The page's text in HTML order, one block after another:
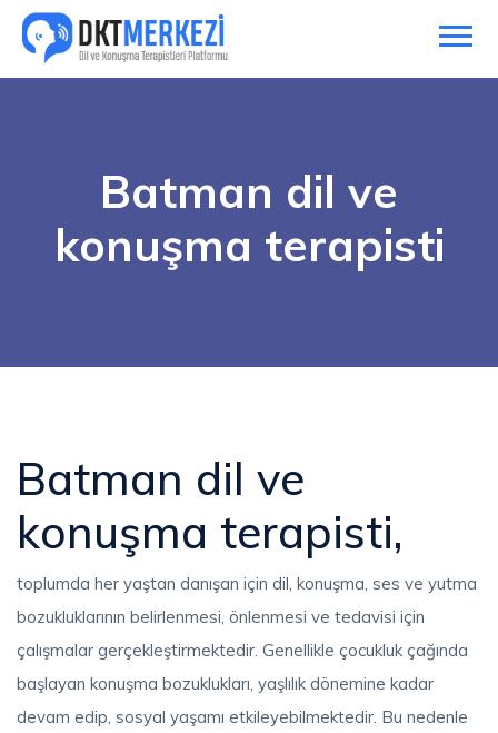
Batman dil ve
konuşma terapisti
Batman dil ve
konuşma terapisti,
toplumda her yaştan danışan için dil, konuşma, ses ve yutma
bozukluklarının belirlenmesi, önlenmesi ve tedavisi için
çalışmalar gerçekleştirmektedir. Genellikle çocukluk çağında
başlayan konuşma bozuklukları, yaşlılık dönemine kadar
devam edip, sosyal yaşamı etkileyebilmektedir. Bu nedenle